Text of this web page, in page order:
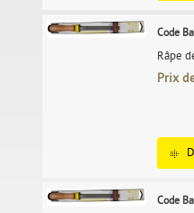
Code
Râpe
Prix
Code